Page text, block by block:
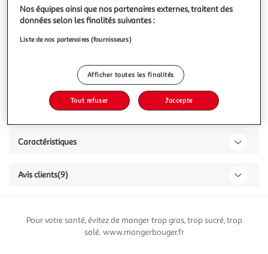
120g
Vous voulez connaître le prix de ce produit ?
Description
Caractéristiques
Avis clients(9)
Pour votre santé, évitez de manger trop gras, trop sucré, trop
salé. www.mangerbouger.fr
Nos équipes ainsi que nos partenaires externes, traitent des
données selon les finalités suivantes :
Liste de nos partenaires (fournisseurs)
Afficher toutes les finalités
Tout refuser J'accepte